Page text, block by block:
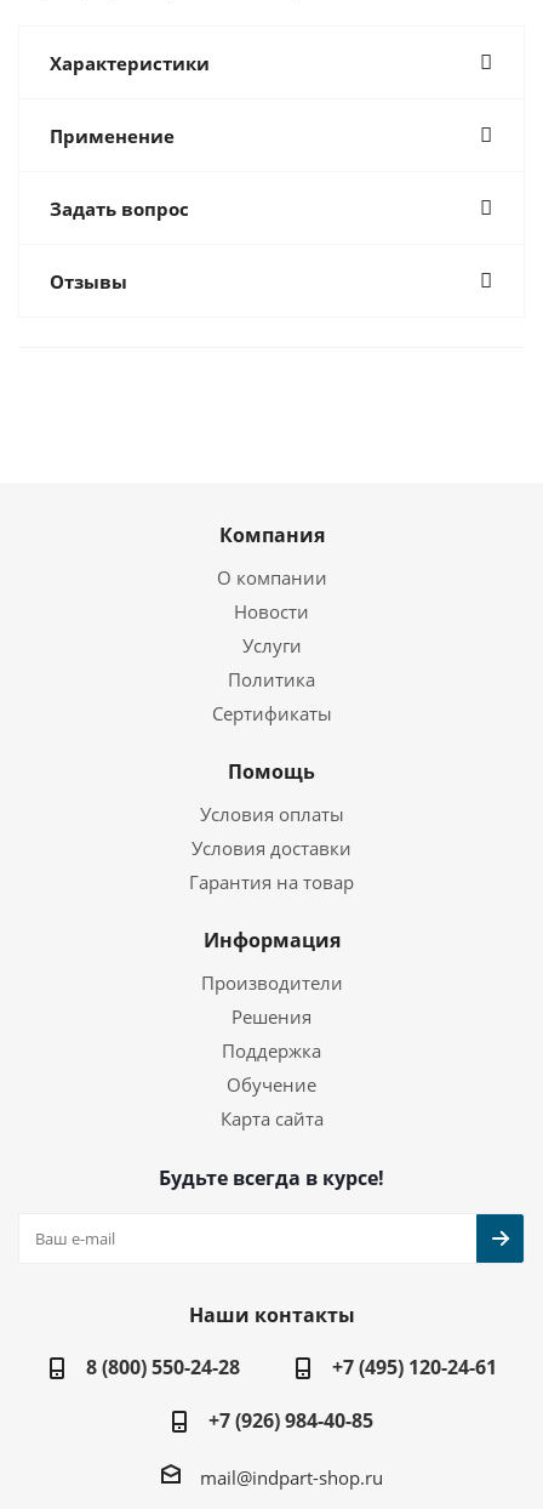
Характеристики
Применение
Задать вопрос
Отзывы
Компания
О компании
Новости
Услуги
Политика
Сертификаты
Помощь
Условия оплаты
Условия доставки
Гарантия на товар
Информация
Производители
Решения
Поддержка
Обучение
Карта сайта
Будьте всегда в курсе!
Наши контакты
8 (800) 550-24-28
+7 (495) 120-24-61
+7 (926) 984-40-85
mail@indpart-shop.ru